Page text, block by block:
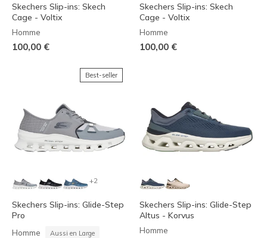
Skechers Slip-ins: Skech
Cage - Voltix
Homme
100,00 €
Skechers Slip-ins: Skech
Cage - Voltix
Homme
100,00 €
Best-seller
+2
Skechers Slip-ins: Glide-Step
Pro
Homme Aussi en Large
Skechers Slip-ins: Glide-Step
Altus - Korvus
Homme